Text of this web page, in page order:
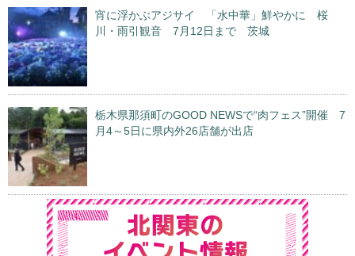
宵に浮かぶアジサイ 「水中華」鮮やかに 桜
川・雨引観音 7月12日まで 茨城
栃木県那須町のGOOD NEWSで“肉フェス”開催 7
月4～5日に県内外26店舗が出店